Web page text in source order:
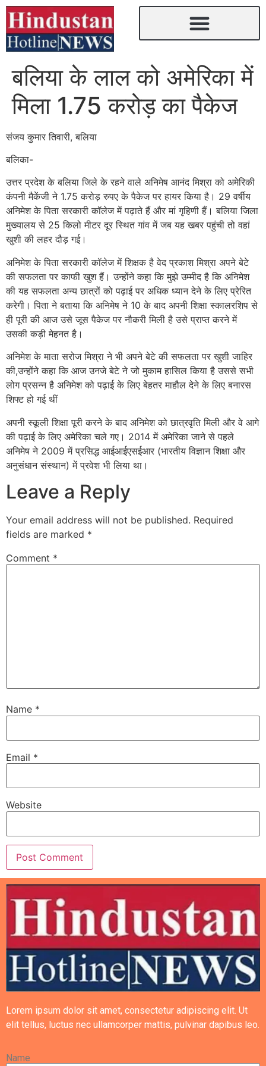
बलिया के लाल को अमेरिका में
मिला 1.75 करोड़ का पैकेज
संजय कुमार तिवारी, बलिया
बलिका-
उत्तर प्रदेश के बलिया जिले के रहने वाले अनिमेष आनंद मिश्रा को अमेरिकी
कंपनी मैकेंजी ने 1.75 करोड़ रुपए के पैकेज पर हायर किया है। 29 वर्षीय
अनिमेश के पिता सरकारी कॉलेज में पढ़ाते हैं और मां गृहिणी हैं। बलिया जिला
मुख्यालय से 25 किलो मीटर दूर स्थित गांव में जब यह खबर पहुंची तो वहां
खुशी की लहर दौड़ गई।
अनिमेश के पिता सरकारी कॉलेज में शिक्षक है वेद प्रकाश मिश्रा अपने बेटे
की सफलता पर काफी खुश हैं। उन्होंने कहा कि मुझे उम्मीद है कि अनिमेश
की यह सफलता अन्य छात्रों को पढ़ाई पर अधिक ध्यान देने के लिए प्रेरित
करेगी। पिता ने बताया कि अनिमेष ने 10 के बाद अपनी शिक्षा स्कालरशिप से
ही पूरी की आज उसे जूस पैकेज पर नौकरी मिली है उसे प्राप्त करने में
उसकी कड़ी मेहनत है।
अनिमेश के माता सरोज मिश्रा ने भी अपने बेटे की सफलता पर खुशी जाहिर
की,उन्होंने कहा कि आज उनजे बेटे ने जो मुकाम हासिल किया है उससे सभी
लोग प्रसन्न है अनिमेश को पढ़ाई के लिए बेहतर माहौल देने के लिए बनारस
शिफ्ट हो गई थीं
अपनी स्कूली शिक्षा पूरी करने के बाद अनिमेश को छात्रवृति मिली और वे आगे
की पढ़ाई के लिए अमेरिका चले गए। 2014 में अमेरिका जाने से पहले
अनिमेष ने 2009 में प्रसिद्ध आईआईएसईआर (भारतीय विज्ञान शिक्षा और
अनुसंधान संस्थान) में प्रवेश भी लिया था।
Leave a Reply
Your email address will not be published. Required
fields are marked *
Comment *
Name *
Email *
Website
Lorem ipsum dolor sit amet, consectetur adipiscing elit. Ut
elit tellus, luctus nec ullamcorper mattis, pulvinar dapibus leo.
Name